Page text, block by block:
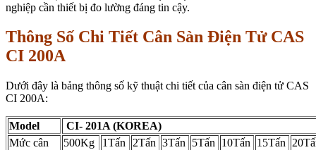
nghiệp cần thiết bị đo lường đáng tin cậy.
Thông Số Chi Tiết Cân Sàn Điện Tử CAS
CI 200A
Dưới đây là bảng thông số kỹ thuật chi tiết của cân sàn điện tử CAS
CI 200A:
Model
CI- 201A (KOREA)
Mức cân
500Kg 1Tấn 2Tấn 3Tấn 5Tấn 10Tấn 15Tấn